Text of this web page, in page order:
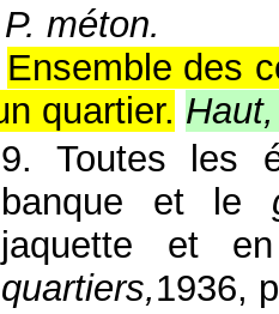
P. méton.
Ensemble des
quartier.
9. Toutes les
banque et le
jaquette et
quartiers,1936,